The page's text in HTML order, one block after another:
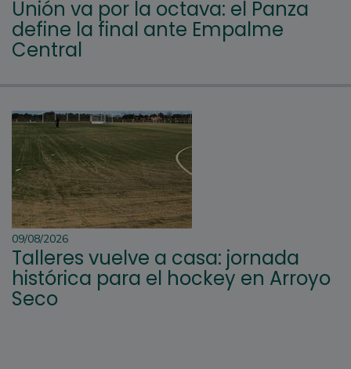
Unión va por la octava: el Panza
define la final ante Empalme
Central
09/08/2026
Talleres vuelve a casa: jornada
histórica para el hockey en Arroyo
Seco